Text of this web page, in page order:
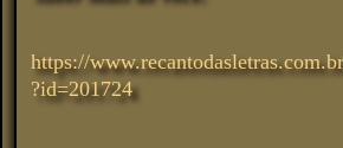
https://
?id=201724